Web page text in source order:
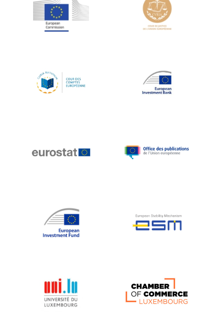
Jean-Louis Schiltz
Jean-Victor Louis
Johnny Åkerholm
Katharien L.C. Hunt
Klaus-Heiner Lehne
Koen LENAERTS
Lars Heikensten
Lucas Papademos
Máire Geoghegan-Quinn